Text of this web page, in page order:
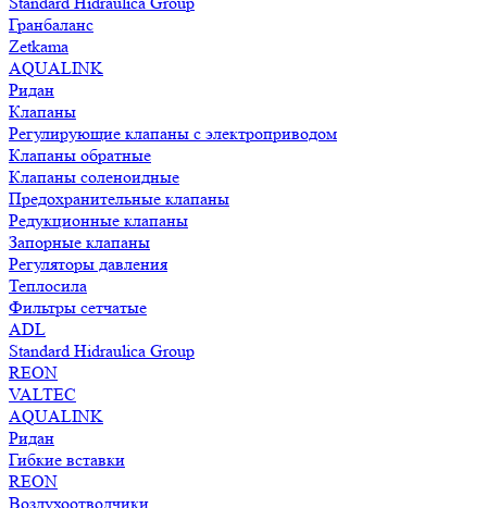
Гранбаланс
Zetkama
AQUALINK
Ридан
Клапаны
Регулирующие клапаны с электроприводом
Клапаны обратные
Клапаны соленоидные
Предохранительные клапаны
Редукционные клапаны
Запорные клапаны
Регуляторы давления
Теплосила
Фильтры сетчатые
ADL
Standard Hidraulica Group
REON
VALTEC
AQUALINK
Ридан
Гибкие вставки
REON
Воздухоотводчики